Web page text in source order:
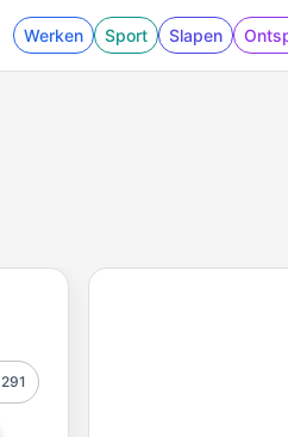
Werken Sport Slapen
291